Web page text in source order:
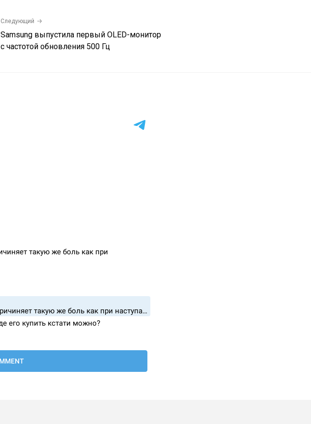
Следующий
Samsung выпустила первый OLED-монитор
с частотой обновления 500 Гц